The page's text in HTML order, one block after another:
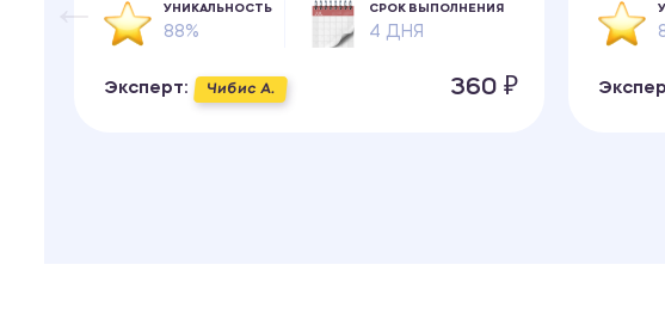
УНИКАЛЬНОСТЬ
88%
СРОК ВЫПОЛНЕНИЯ
4 ДНЯ
Эксперт: Чибис А. 360 ₽